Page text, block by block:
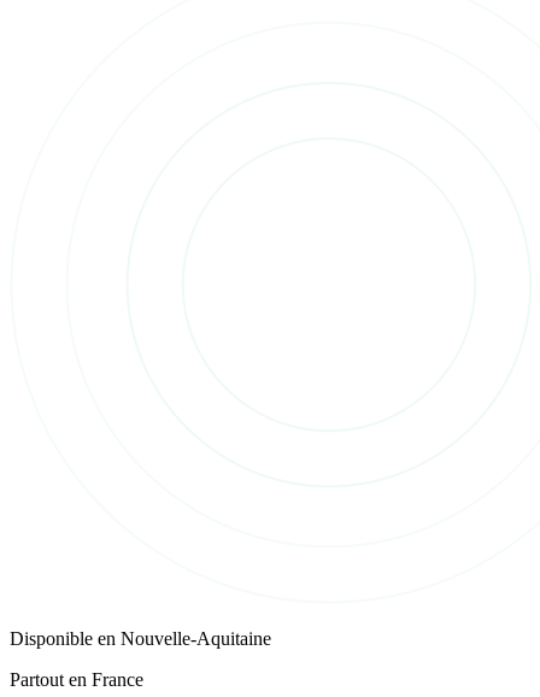
Disponible en Nouvelle-Aquitaine
Partout en France